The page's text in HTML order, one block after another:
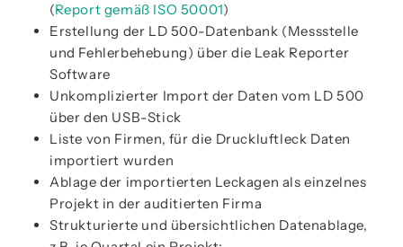
(Report gemäß ISO 50001)
Erstellung der LD 500-Datenbank (Messstelle
und Fehlerbehebung) über die Leak Reporter
Software
Unkomplizierter Import der Daten vom LD 500
über den USB-Stick
Liste von Firmen, für die Druckluftleck Daten
importiert wurden
Ablage der importierten Leckagen als einzelnes
Projekt in der auditierten Firma
Strukturierte und übersichtlichen Datenablage,